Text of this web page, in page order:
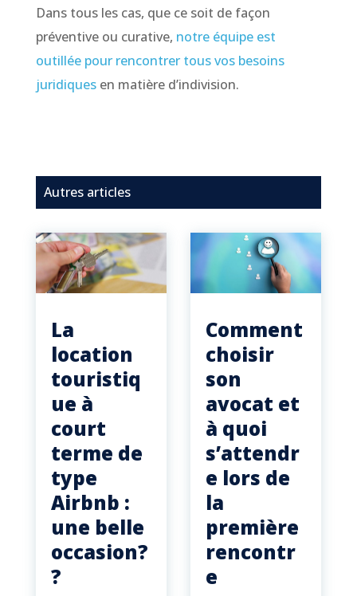
Dans tous les cas, que ce soit de façon
préventive ou curative, notre équipe est
outillée pour rencontrer tous vos besoins
juridiquesen matière d’indivision.
Autres articles
La
location
touristiq
ue à
court
terme de
type
Airbnb :
une belle
occasion?
?
Comment
choisir
son
avocat et
à quoi
s’attendr
e lors de
la
première
rencontr
e